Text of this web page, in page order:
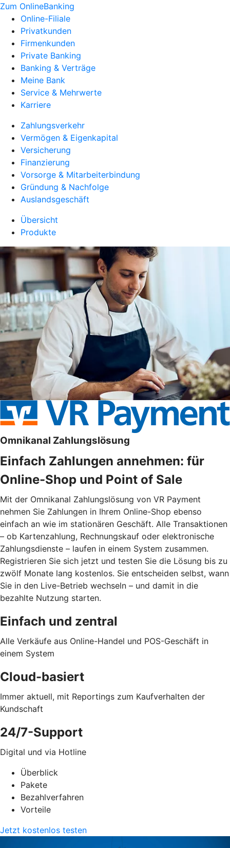
Zum OnlineBanking
Online-Filiale
Privatkunden
Firmenkunden
Private Banking
Banking & Verträge
Meine Bank
Service & Mehrwerte
Karriere
Zahlungsverkehr
Vermögen & Eigenkapital
Versicherung
Finanzierung
Vorsorge & Mitarbeiterbindung
Gründung & Nachfolge
Auslandsgeschäft
Übersicht
Produkte
Omnikanal Zahlungslösung
Einfach Zahlungen annehmen: für
Online-Shop und Point of Sale
Mit der Omnikanal Zahlungslösung von VR Payment
nehmen Sie Zahlungen in Ihrem Online-Shop ebenso
einfach an wie im stationären Geschäft. Alle Transaktionen
– ob Kartenzahlung, Rechnungskauf oder elektronische
Zahlungsdienste – laufen in einem System zusammen.
Registrieren Sie sich jetzt und testen Sie die Lösung bis zu
zwölf Monate lang kostenlos. Sie entscheiden selbst, wann
Sie in den Live-Betrieb wechseln – und damit in die
bezahlte Nutzung starten.
Einfach und zentral
Alle Verkäufe aus Online-Handel und POS-Geschäft in
einem System
Cloud-basiert
Immer aktuell, mit Reportings zum Kaufverhalten der
Kundschaft
24/7-Support
Digital und via Hotline
Überblick
Pakete
Bezahlverfahren
Vorteile
Jetzt kostenlos testen